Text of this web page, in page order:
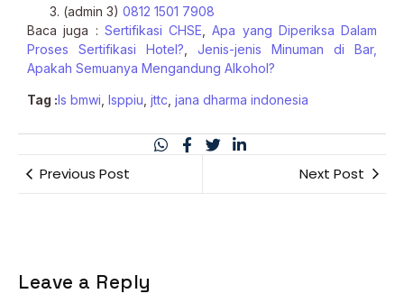
(admin 3) 0812 1501 7908
Baca juga : Sertifikasi CHSE ,Apa yang Diperiksa Dalam
Proses Sertifikasi Hotel?
Jenis-jenis Minuman di Bar,
Apakah Semuanya Mengandung Alkohol?
Tag :ls bmwi lsppiu jttc jana dharma indonesia
Previous Post Next Post
Leave a Reply